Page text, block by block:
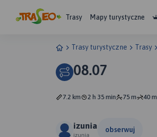
Trasy Mapy turystyczne
Trasy turystyczne Trasy
08.07
7.2 km 2 h 35 min 75 m 40 m
izunia
izunia
obserwuj